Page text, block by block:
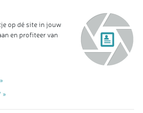
op dé site in jouw
en profiteer van
»